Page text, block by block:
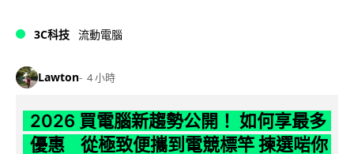
3C科技 流動電腦
Lawton 4 小時
2026 買電腦新趨勢公開！ 如何享最多
優惠 從極致便攜到電競標竿 揀選啱你